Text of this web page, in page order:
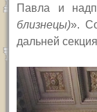
Павла и
близнецы)».
дальней